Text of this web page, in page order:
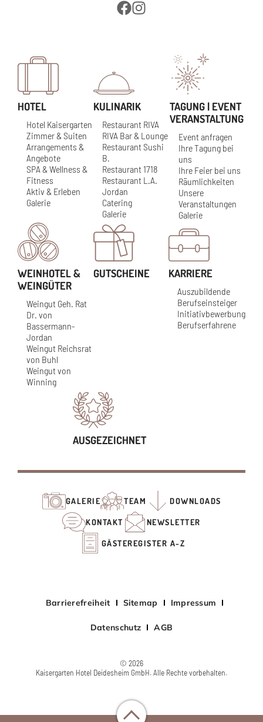
HOTEL
Hotel Kaisergarten
Zimmer & Suiten
Arrangements &
Angebote
SPA & Wellness &
Fitness
Aktiv & Erleben
Galerie
KULINARIK
Restaurant RIVA
RIVA Bar & Lounge
Restaurant Sushi
B.
Restaurant 1718
Restaurant L.A.
Jordan
Catering
Galerie
TAGUNG | EVENT
VERANSTALTUNG
Event anfragen
Ihre Tagung bei
uns
Ihre Feier bei uns
Räumlichkeiten
Unsere
Veranstaltungen
Galerie
WEINHOTEL &
WEINGÜTER
Weingut Geh. Rat
Dr. von
Bassermann-
Jordan
Weingut Reichsrat
von Buhl
Weingut von
Winning
GUTSCHEINE KARRIERE
Auszubildende
Berufseinsteiger
Initiativbewerbung
Berufserfahrene
AUSGEZEICHNET
GALERIE TEAM DOWNLOADS
KONTAKT NEWSLETTER
GÄSTEREGISTER A-Z
Barrierefreiheit Sitemap Impressum
Datenschutz AGB
© 2026
Kaisergarten Hotel Deidesheim GmbH. Alle Rechte vorbehalten.